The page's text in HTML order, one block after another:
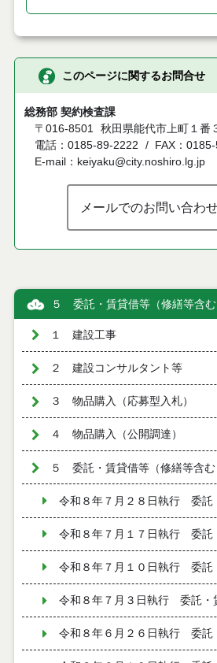
このページに関するお問合せ
総務部 契約検査課
〒016-8501
秋田県能代市上町１番
電話：0185-89-2222
FAX：
E-mail：keiyaku@city.noshiro.lg.jp
メールでのお問い合わ
５ 委託・賃貸借等（修繕等含む
１ 建設工事
２ 建設コンサルタント等
３ 物品購入（応募型入札）
４ 物品購入（公開調達）
５ 委託・賃貸借等（修繕等含む
令和８年７月２８日執行 委託
令和８年７月１７日執行 委託
令和８年７月１０日執行 委託
令和８年７月３日執行 委託・
令和８年６月２６日執行 委託